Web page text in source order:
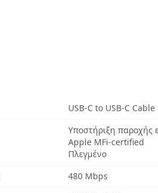
USB-C to USB-C Cable
Υποστήριξη παροχής
Apple MFi-certified
Πλεγμένο
480 Mbps